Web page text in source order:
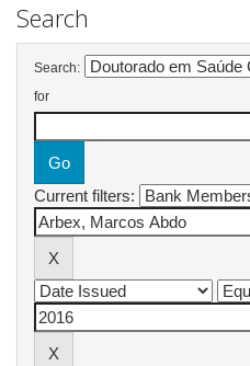
Search
Search:
for
Current filters: